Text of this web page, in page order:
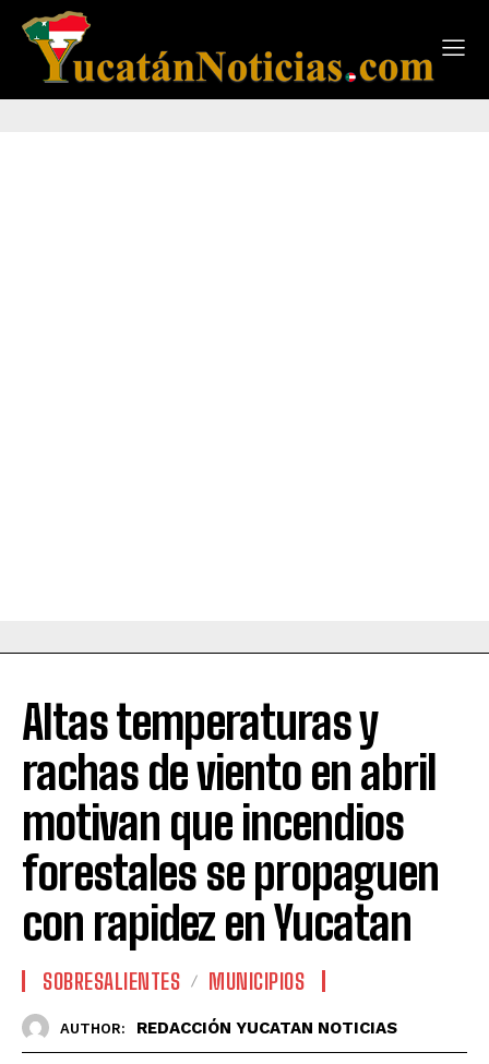
Altas temperaturas y
rachas de viento en abril
motivan que incendios
forestales se propaguen
con rapidez en Yucatan
SOBRESALIENTES MUNICIPIOS
AUTHOR: REDACCIÓN YUCATAN NOTICIAS